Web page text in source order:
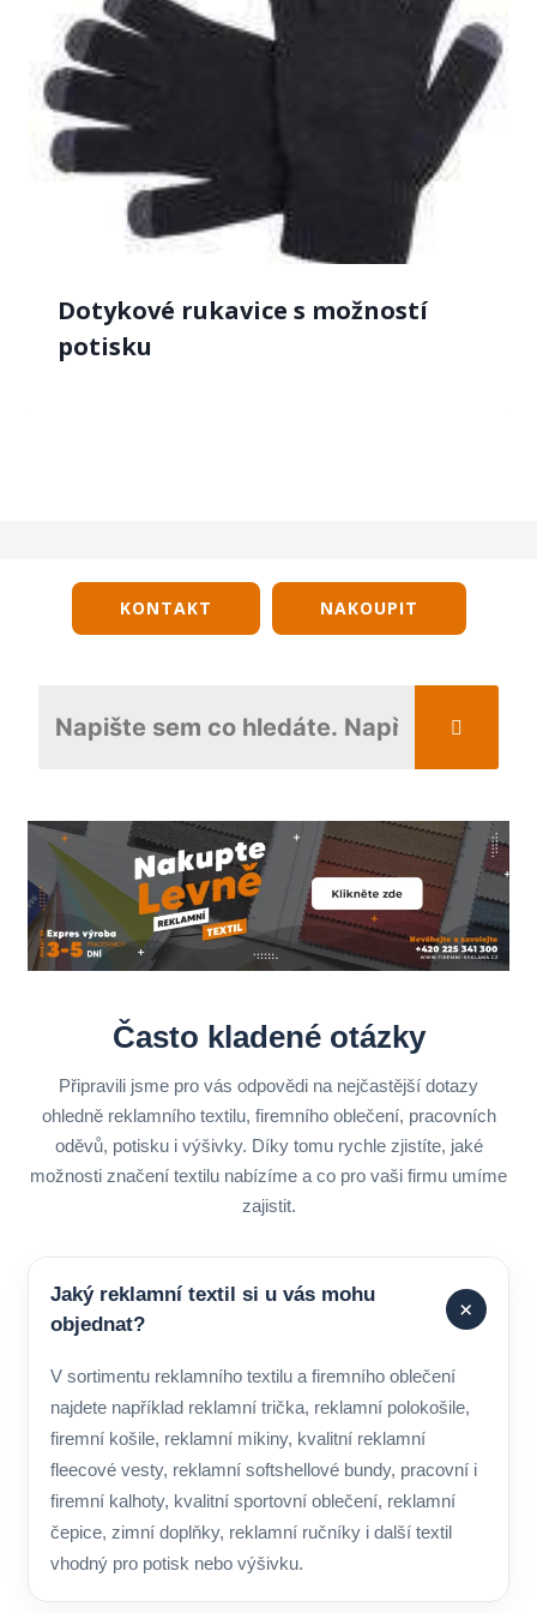
Dotykové rukavice s možností
potisku
KONTAKT NAKOUPIT
Často kladené otázky
Připravili jsme pro vás odpovědi na nejčastější dotazy
ohledně reklamního textilu, firemního oblečení, pracovních
oděvů, potisku i výšivky. Díky tomu rychle zjistíte, jaké
možnosti značení textilu nabízíme a co pro vaši firmu umíme
zajistit.
Jaký reklamní textil si u vás mohu
objednat?
+
V sortimentu reklamního textilu a firemního oblečení
najdete například reklamní trička, reklamní polokošile,
firemní košile, reklamní mikiny, kvalitní reklamní
fleecové vesty, reklamní softshellové bundy, pracovní i
firemní kalhoty, kvalitní sportovní oblečení, reklamní
čepice, zimní doplňky, reklamní ručníky i další textil
vhodný pro potisk nebo výšivku.